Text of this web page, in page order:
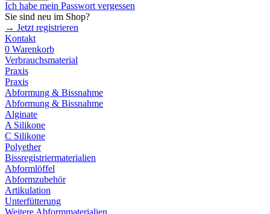
Ich habe mein Passwort vergessen
Sie sind neu im Shop?
→ Jetzt registrieren
Kontakt
0 Warenkorb
Verbrauchsmaterial
Praxis
Praxis
Abformung & Bissnahme
Abformung & Bissnahme
Alginate
A Silikone
C Silikone
Polyether
Bissregistriermaterialien
Abformlöffel
Abformzubehör
Artikulation
Unterfütterung
Weitere Abformmaterialien